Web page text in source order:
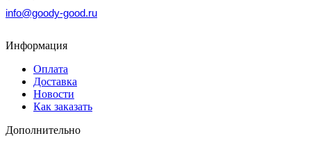
info@goody-good.ru
Информация
Оплата
Доставка
Новости
Как заказать
Дополнительно